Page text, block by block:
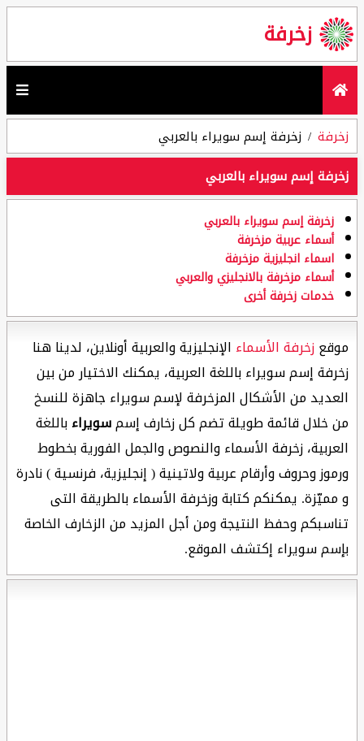
زخرفة
زخرفة
زخرفة إسم سويراء بالعربي
زخرفة إسم سويراء بالعربي
زخرفة إسم سويراء بالعربي
أسماء عربية مزخرفة
اسماء انجليزية مزخرفة
أسماء مزخرفة بالانجليزي والعربي
خدمات زخرفة أخرى
موقعزخرفة الأسماء الإنجليزية والعربية أونلاين، لدينا هنا
زخرفة إسم سويراء باللغة العربية، يمكنك الاختيار من بين
العديد من الأشكال المزخرفة لإسم سويراء جاهزة للنسخ
من خلال قائمة طويلة تضم كل زخارف إسمسويراءباللغة
العربية، زخرفة الأسماء والنصوص والجمل الفورية بخطوط
ورموز وحروف وأرقام عربية ولاتينية ( إنجليزية، فرنسية ) نادرة
و مميّزة. يمكنكم كتابة وزخرفة الأسماء بالطريقة التى
تناسبكم وحفظ النتيجة ومن أجل المزيد من الزخارف الخاصة
بإسم سويراء إكتشف الموقع.